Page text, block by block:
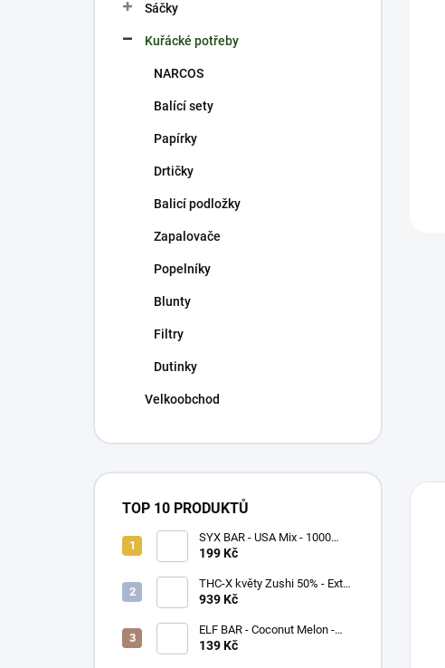
Sáčky
Kuřácké potřeby
NARCOS
Balící sety
Papírky
Drtičky
Balicí podložky
Zapalovače
Popelníky
Blunty
Filtry
Dutinky
Velkoobchod
TOP 10 PRODUKTŮ
SYX BAR - USA Mix - 1000
potáhnutí - 16,5mg
199 Kč
THC-X květy Zushi 50% - Extra
Strong (5g)
939 Kč
ELF BAR - Coconut Melon -
600 potáhnutí - 20mg
139 Kč